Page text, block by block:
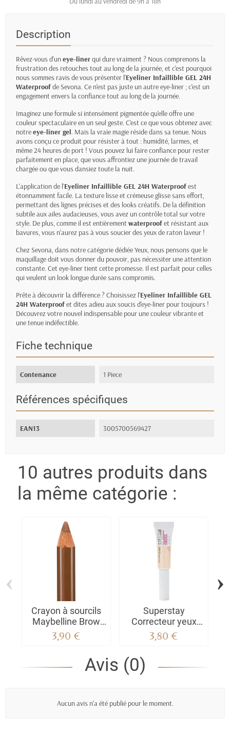
Description
Rêvez-vous d'uneye-linerqui dure vraiment ? Nous comprenons la
frustration des retouches tout au long de la journée, et c'est pourquoi
nous sommes ravis de vous présenter l'Eyeliner Infaillible GEL 24H
Waterproofde Sevona. Ce n'est pas juste un autre eye-liner ; c'est un
engagement envers la confiance tout au long de la journée.
Imaginez une formule si intensément pigmentée qu'elle offre une
couleur spectaculaire en un seul geste. C'est ce que vous obtenez avec
notreeye-liner gel. Mais la vraie magie réside dans sa tenue. Nous
avons conçu ce produit pour résister à tout : humidité, larmes, et
même 24 heures de port ! Vous pouvez lui faire confiance pour rester
parfaitement en place, que vous affrontiez une journée de travail
chargée ou que vous dansiez toute la nuit.
L'application de l'Eyeliner Infaillible GEL 24H Waterproofest
étonnamment facile. La texture lisse et crémeuse glisse sans effort,
permettant des lignes précises et des looks créatifs. De la définition
subtile aux ailes audacieuses, vous avez un contrôle total sur votre
style. De plus, comme il est entièrement waterproofet résistant aux
bavures, vous n'aurez pas à vous soucier des yeux de raton laveur !
Chez Sevona, dans notre catégorie dédiéeYeux, nous pensons que le
maquillage doit vous donner du pouvoir, pas nécessiter une attention
constante. Cet eye-liner tient cette promesse. Il est parfait pour celles
qui veulent un look longue durée sans compromis.
Prête à découvrir la différence ? Choisissez l'Eyeliner Infaillible GEL
24H Waterproofet dites adieu aux soucis d'eye-liner pour toujours !
Découvrez votre nouvel indispensable pour une couleur vibrante et
une tenue indéfectible.
Fiche technique
Contenance 1 Piece
Références spécifiques
EAN13 3005700569427
10 autres produits dans
la même catégorie :
Crayon à sourcils
Maybelline Brow
Précise
3,90 €
Superstay
Correcteur yeux
très couvrant
3,80 €
‹ ›
Avis (0)
Aucun avis n'a été publié pour le moment.